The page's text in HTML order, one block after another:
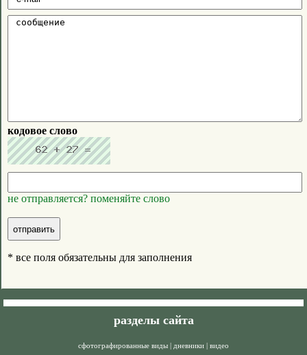
кодовое слово
не отправляется? поменяйте слово
* все поля обязательны для заполнения
разделы сайта
сфотографированные виды дневники видео